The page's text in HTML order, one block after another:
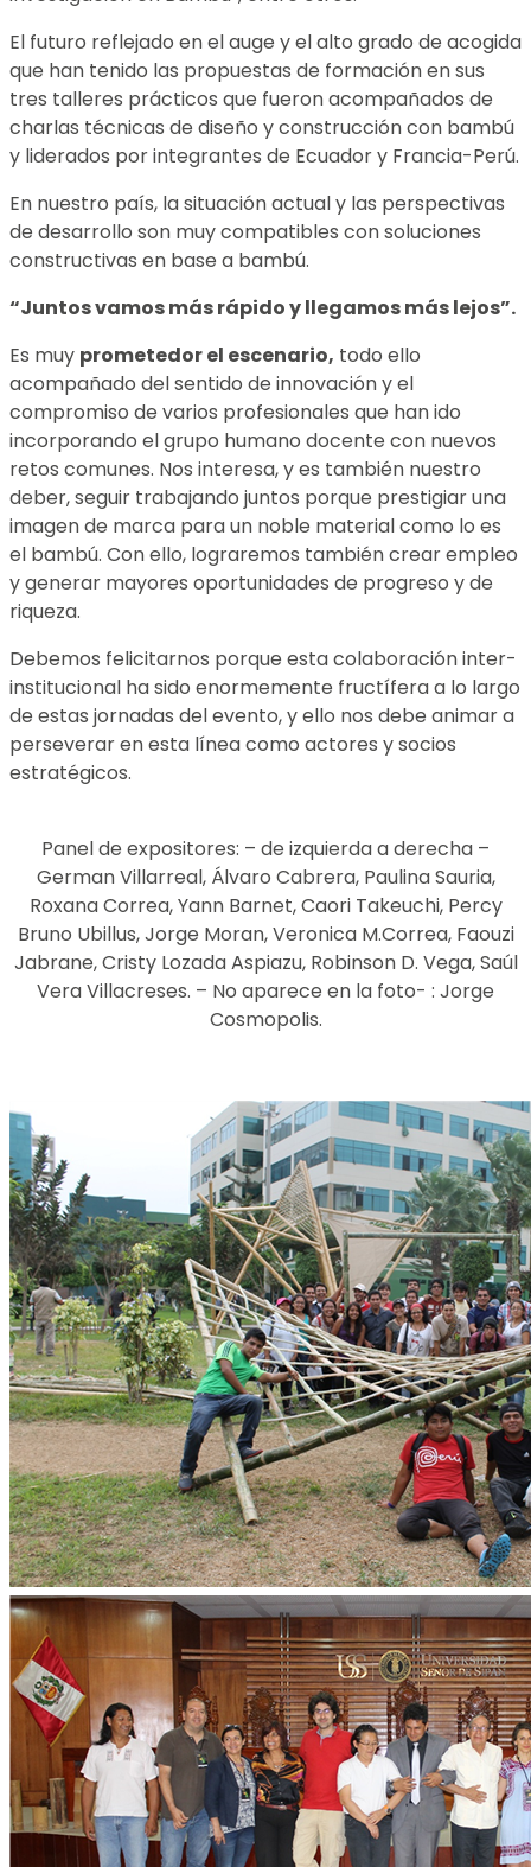
El futuro reflejado en el auge y el alto grado de acogida
que han tenido las propuestas de formación en sus
tres talleres prácticos que fueron acompañados de
charlas técnicas de diseño y construcción con bambú
y liderados por integrantes de Ecuador y Francia-Perú.
En nuestro país, la situación actual y las perspectivas
de desarrollo son muy compatibles con soluciones
constructivas en base a bambú.
“Juntos vamos más rápido y llegamos más lejos”.
Es muy prometedor el escenario, todo ello
acompañado del sentido de innovación y el
compromiso de varios profesionales que han ido
incorporando el grupo humano docente con nuevos
retos comunes. Nos interesa, y es también nuestro
deber, seguir trabajando juntos porque prestigiar una
imagen de marca para un noble material como lo es
el bambú. Con ello, lograremos también crear empleo
y generar mayores oportunidades de progreso y de
riqueza.
Debemos felicitarnos porque esta colaboración inter-
institucional ha sido enormemente fructífera a lo largo
de estas jornadas del evento, y ello nos debe animar a
perseverar en esta línea como actores y socios
estratégicos.
Panel de expositores: – de izquierda a derecha –
German Villarreal, Álvaro Cabrera, Paulina Sauria,
Roxana Correa, Yann Barnet, Caori Takeuchi, Percy
Bruno Ubillus, Jorge Moran, Veronica M.Correa, Faouzi
Jabrane, Cristy Lozada Aspiazu, Robinson D. Vega, Saúl
Vera Villacreses. – No aparece en la foto- : Jorge
Cosmopolis.